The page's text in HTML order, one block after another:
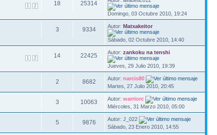
1 2 18 25314
Domingo, 03 Octubre 2010, 19:24
3 9334 Autor:Matxakeitor
Sábado, 02 Octubre 2010, 14:40
1 2 14 22425 Autor:zankoku na tenshi
Jueves, 29 Julio 2010, 19:39
2 8682 Autor:narcis80
Martes, 27 Julio 2010, 20:45
3 10063 Autor:warriorc
Miércoles, 31 Marzo 2010, 05:00
5 9876
Autor: J_022
Sábado, 23 Enero 2010, 14:55